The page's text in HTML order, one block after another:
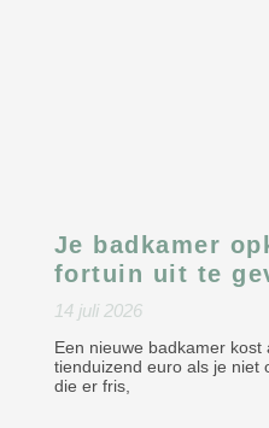
Je badkamer
fortuin uit te
14 juli 2026
Een nieuwe badkamer kost
tienduizend euro als je niet
die er fris,